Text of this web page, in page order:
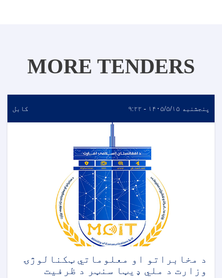
MORE TENDERS
پنجشنبه ۱۴۰۵/۵/۱۵ - ۹:۲۲ کابل
د مخابراتو او معلوماتي ټکنالوژۍ
وزارت د ملي ډیټا سنټر د ظرفیت